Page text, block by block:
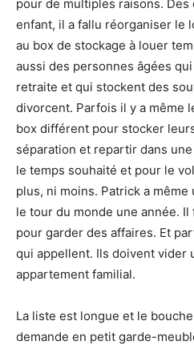
pour de multiples raisons. Des
enfant, il a fallu réorganiser le
au box de stockage à louer
aussi des personnes âgées
retraite et qui stockent des
divorcent. Parfois il y a même
box différent pour stocker
séparation et repartir dans
le temps souhaité et pour le
plus, ni moins. Patrick a
le tour du monde une année.
pour garder des affaires. Et
qui appellent. Ils doivent vider
appartement familial.
La liste est longue et le
demande en petit garde-